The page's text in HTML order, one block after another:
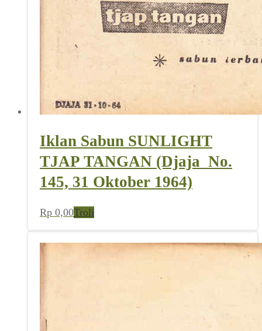
Iklan Sabun SUNLIGHT
TJAP TANGAN (Djaja_No.
145, 31 Oktober 1964)
Rp 0,00Troli